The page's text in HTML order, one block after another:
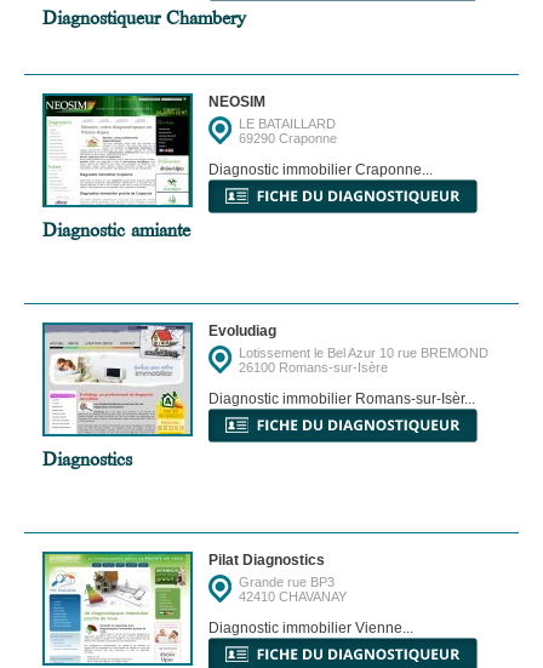
Diagnostiqueur Chambery
NEOSIM
LE BATAILLARD
69290 Craponne
Diagnostic immobilier Craponne...
Diagnostic amiante
Evoludiag
Lotissement le Bel Azur 10 rue BREMOND
26100 Romans-sur-Isère
Diagnostic immobilier Romans-sur-Isèr...
Diagnostics
Pilat Diagnostics
Grande rue BP3
42410 CHAVANAY
Diagnostic immobilier Vienne...